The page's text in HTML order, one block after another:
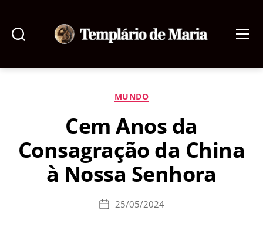
de
Categorias
MUNDO
Cem Anos da
Consagração da China
à Nossa Senhora
Data25/05/2024